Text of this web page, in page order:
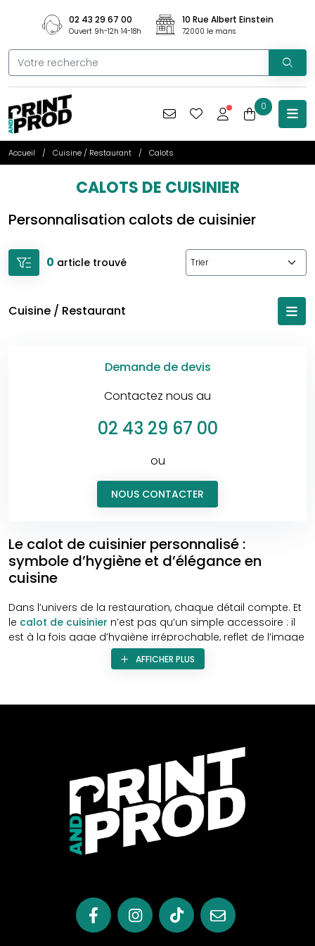
02 43 29 67 00
Ouvert 9h-12h 14-18h
10 Rue Albert Einstein
72000 le mans
0
Accueil Cuisine / Restaurant Calots
CALOTS DE CUISINIER
Personnalisation calots de cuisinier
0 article trouvé
Cuisine / Restaurant
Demande de devis
Contactez nous au
02 43 29 67 00
ou
NOUS CONTACTER
Le calot de cuisinier personnalisé :
symbole d’hygiène et d’élégance en
cuisine
Dans l’univers de la restauration, chaque détail compte. Et
le calot de cuisinier n’est pas qu’un simple accessoire : il
est à la fois gage d’hygiène irréprochable, reflet de l’image
du restaurant, et élément fédérateur pour toute la brigade.
l’a bien compris et propose une approche
l’arrière de la tête, il garantit une excellente aération même
dans les cuisines les plus exigeantes. En évitant la
transpiration excessive, il assure non seulement le confort
du professionnel, mais aussi le maintien d’un haut niveau
d’hygiène. La chevelure reste parfaitement contenue,
évitant tout risque de contamination dans l’assiette. Mais
surtout, il donne aux membres de l’équipe une allure
professionnelle, propre et soignée – et cela se voit jusque
La personnalisation du calot : un atout
pour votre identité visuelle
AFFICHER PLUS